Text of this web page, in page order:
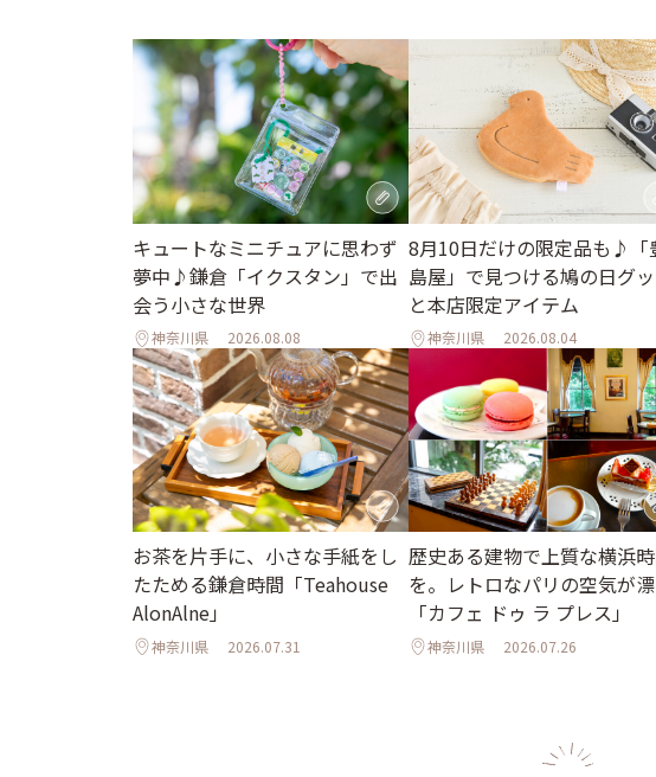
キュートなミニチュアに思わず
夢中♪鎌倉「イクスタン」で出
会う小さな世界
神奈川県 2026.08.08
8月10日だけの限定品も♪「
島屋」で見つける鳩の日グ
と本店限定アイテム
神奈川県 2026.08.04
お茶を片手に、小さな手紙をし
たためる鎌倉時間「Teahouse
AlonAlne」
神奈川県 2026.07.31
歴史ある建物で上質な横浜
を。レトロなパリの空気が
「カフェ ドゥ ラ プレス」
神奈川県 2026.07.26